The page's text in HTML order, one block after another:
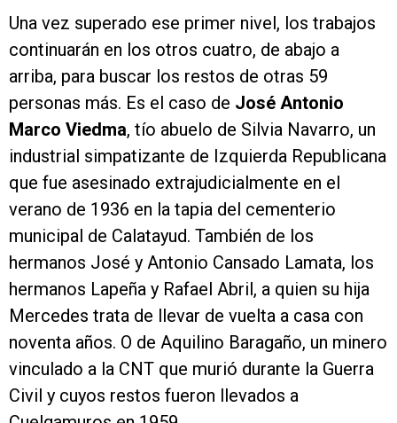
Una vez superado ese primer nivel, los trabajos
continuarán en los otros cuatro, de abajo a
arriba, para buscar los restos de otras 59
personas más. Es el caso de José Antonio
Marco Viedma, tío abuelo de Silvia Navarro, un
industrial simpatizante de Izquierda Republicana
que fue asesinado extrajudicialmente en el
verano de 1936 en la tapia del cementerio
municipal de Calatayud. También de los
hermanos José y Antonio Cansado Lamata, los
hermanos Lapeña y Rafael Abril, a quien su hija
Mercedes trata de llevar de vuelta a casa con
noventa años. O de Aquilino Baragaño, un minero
vinculado a la CNT que murió durante la Guerra
Civil y cuyos restos fueron llevados a